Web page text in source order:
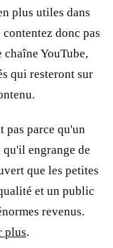
plus utiles dans
donc pas
YouTube,
qui resteront sur
pas parce qu'un
engrange de
que les petites
et un public
revenus.
plus.